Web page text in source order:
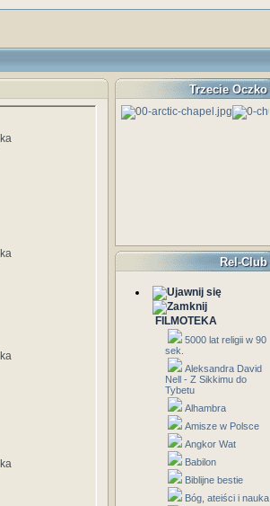
Trzecie Oczko
Rel-Club
FILMOTEKA
5000 lat religii w 90
sek.
Aleksandra David
Nell - Z Sikkimu do
Tybetu
Alhambra
Amisze w Polsce
Angkor Wat
Babilon
Biblijne bestie
Bóg, ateiści i nauka